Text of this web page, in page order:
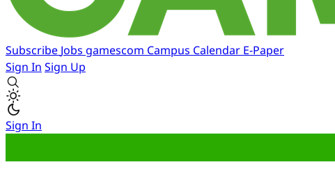
Subscribe Jobs gamescom Campus Calendar E-Paper
Sign In Sign Up
Sign In